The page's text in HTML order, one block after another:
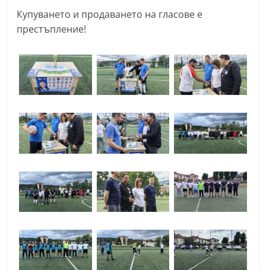
a
a
n
l
k
.
c
o
m
Купуването и продаването на гласове е
престъпление!